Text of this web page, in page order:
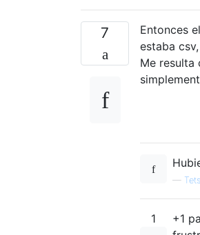
7
Entonces
estaba
Me resulta
—
1
+1